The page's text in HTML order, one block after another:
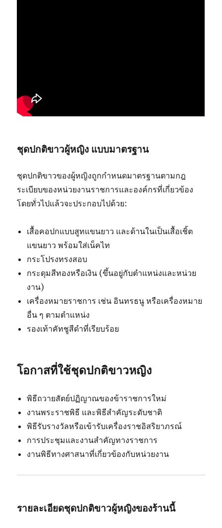
ชุดปกติขาวผู้หญิง แบบมาตรฐาน
ชุดปกติขาวของผู้หญิงถูกกำหนดมาตรฐานตามกฎ
ระเบียบของหน่วยงานราชการและองค์กรที่เกี่ยวข้อง
โดยทั่วไปแล้วจะประกอบไปด้วย:
เสื้อคอปกแบบสูทแขนยาว และด้านในเป็นเสื้อเชิ้ต
แขนยาว พร้อมใส่เน็คไท
กระโปรงทรงสอบ
กระดุมสีทองหรือเงิน (ขึ้นอยู่กับตำแหน่งและหน่วย
งาน)
เครื่องหมายราชการ เช่น อินทรธนู หรือเครื่องหมาย
อื่น ๆ ตามตำแหน่ง
รองเท้าคัทชูสีดำที่เรียบร้อย
โอกาสที่ใช้ชุดปกติขาวหญิง
พิธีถวายสัตย์ปฏิญาณของข้าราชการใหม่
งานพระราชพิธี และพิธีสำคัญระดับชาติ
พิธีรับรางวัลหรือเข้ารับเครื่องราชอิสริยาภรณ์
การประชุมและงานสำคัญทางราชการ
งานพิธีทางศาสนาที่เกี่ยวข้องกับหน่วยงาน
รายละเอียดชุดปกติขาวผู้หญิงของร้านนี้